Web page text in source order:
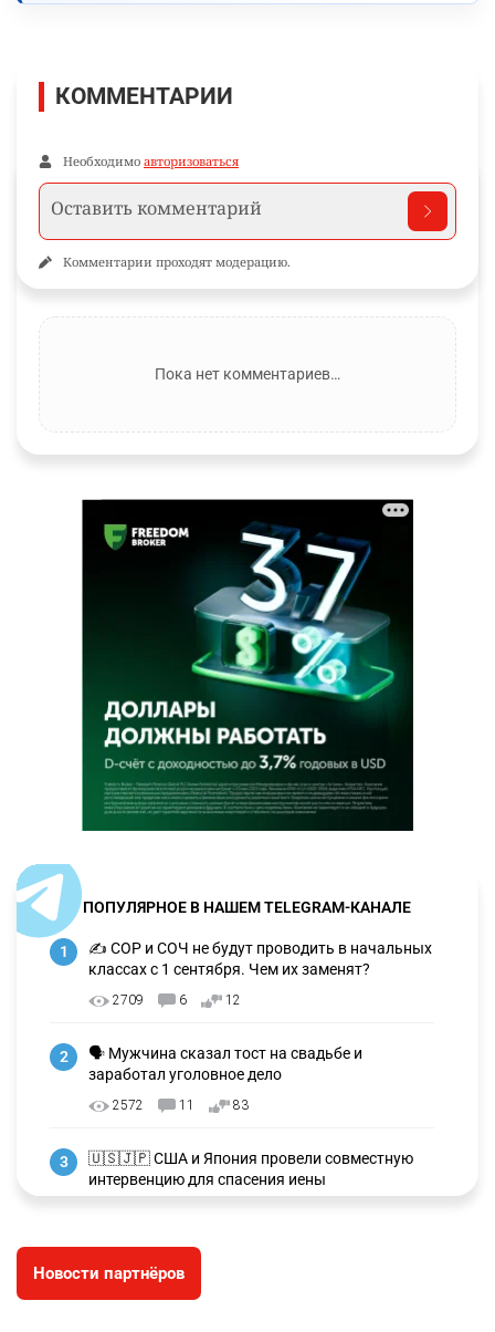
КОММЕНТАРИИ
Необходимо авторизоваться
Комментарии проходят модерацию.
Пока нет комментариев…
ПОПУЛЯРНОЕ В НАШЕМ TELEGRAM-КАНАЛЕ
1
✍️ СОР и СОЧ не будут проводить в начальных
классах с 1 сентября. Чем их заменят?
2709 6 12
2
🗣 Мужчина сказал тост на свадьбе и
заработал уголовное дело
2572 11 83
3
🇺🇸🇯🇵 США и Япония провели совместную
интервенцию для спасения иены
4
💬 Димаш Кудайберген ответил на критику
нового клипа
Новости партнёров